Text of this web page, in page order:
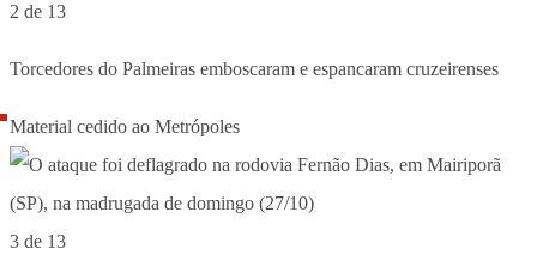
2 de 13
Torcedores do Palmeiras emboscaram e espancaram cruzeirenses
Material cedido ao Metrópoles
3 de 13